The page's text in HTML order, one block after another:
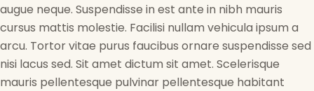
augue neque. Suspendisse in est ante in nibh mauris
cursus mattis molestie. Facilisi nullam vehicula ipsum a
arcu. Tortor vitae purus faucibus ornare suspendisse sed
nisi lacus sed. Sit amet dictum sit amet. Scelerisque
mauris pellentesque pulvinar pellentesque habitant